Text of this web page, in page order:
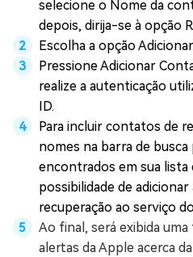
selecione o Nome da
depois, dirija-se à opção
Escolha a opção
Pressione Adicionar
realize a autenticação
ID.
Para incluir contatos de
nomes na barra de busca
encontrados em sua
possibilidade de
recuperação ao serviço
Ao final, será exibida
alertas da Apple acerca